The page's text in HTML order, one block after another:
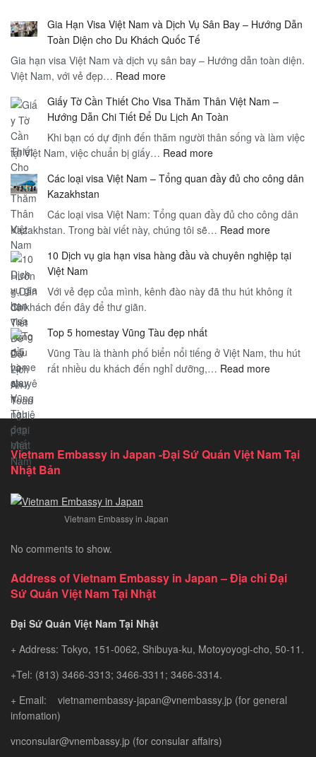
Gia Hạn Visa Việt Nam và Dịch Vụ Sân Bay – Hướng Dẫn
Toàn Diện cho Du Khách Quốc Tế
Gia hạn visa Việt Nam và dịch vụ sân bay – Hướng dẫn toàn diện.
Việt Nam, với vẻ đẹp… Read more:
Hạn
Visa
Việt
Nam
Dịch
Sân
Bay
Hướng
Toàn
Du
Khách
Quốc
Giấy Tờ Cần Thiết Cho Visa Thăm Thân Việt Nam –
Hướng Dẫn Chi Tiết Để Du Lịch An Toàn
Khi bạn có dự định đến thăm người thân sống và làm việc
tại Việt Nam, việc chuẩn bị giấy… Read more:
Tờ
Thiết
Cho
Thăm
Việt
Dẫn
Chi
Du
An
Toàn
Các loại visa Việt Nam – Tổng quan đầy đủ cho công dân
Kazakhstan
Các loại visa Việt Nam: Tổng quan đầy đủ cho công dân
Kazakhstan. Trong bài viết này, chúng tôi sẽ… Read more:
loại
Việt
quan
đầy
công
10 Dịch vụ gia hạn visa hàng đầu và chuyên nghiệp tại
Việt Nam
Với vẻ đẹp của mình, kênh đào này đã thu hút không ít
du khách đến đây để thư giãn.
Top 5 homestay Vũng Tàu đẹp nhất
Vũng Tàu là thành phố biển nổi tiếng ở Việt Nam, thu hút
rất nhiều du khách đến nghỉ dưỡng,… Read more:
đẹp
Vietnam Embassy in Japan -Đại Sứ Quán Việt Nam Tại
Nhật Bản
Vietnam Embassy in Japan
No comments to show.
Address of Vietnam Embassy in Japan – Địa chỉ Đại
Sứ Quán Việt Nam Tại Nhật
Đại Sứ Quán Việt Nam Tại Nhật
+ Address: Tokyo, 151-0062, Shibuya-ku, Motoyoyogi-cho, 50-11.
+Tel: (813) 3466-3313; 3466-3311; 3466-3314.
+ Email: vietnamembassy-japan@vnembassy.jp (for general
infomation)
vnconsular@vnembassy.jp (for consular affairs)